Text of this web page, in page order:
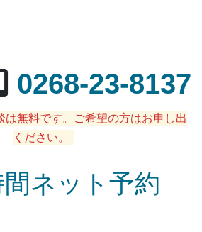
0268-23-8137
無料です。ご希望の方はお申し出
ください。
ネット予約